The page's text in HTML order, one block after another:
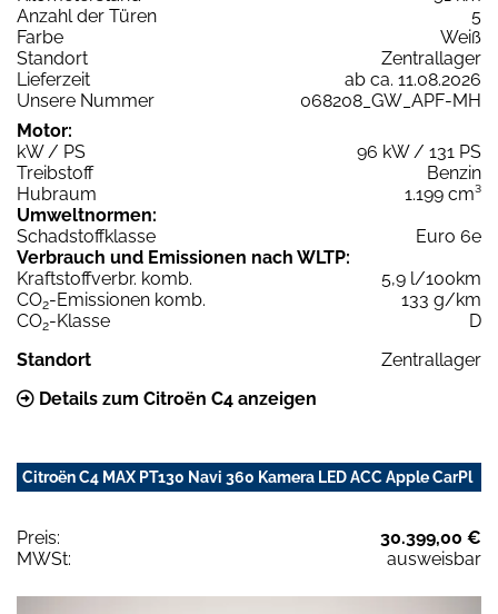
Anzahl der Türen
5
Farbe
Weiß
Standort
Zentrallager
Lieferzeit
ab ca. 11.08.2026
Unsere Nummer
068208_GW_APF-MH
Motor:
kW / PS
96 kW / 131 PS
Treibstoff
Benzin
Hubraum
1.199 cm³
Umweltnormen:
Schadstoffklasse
Euro 6e
Verbrauch und Emissionen nach WLTP:
Kraftstoffverbr. komb.
5,9 l/100km
CO2-Emissionen komb.
133 g/km
CO2-Klasse
D
Standort
Zentrallager
Details zum Citroën C4 anzeigen
Citroën C4 MAX PT130 Navi 360 Kamera LED ACC Apple CarPl
Preis:
30.399,00 €
MWSt:
ausweisbar